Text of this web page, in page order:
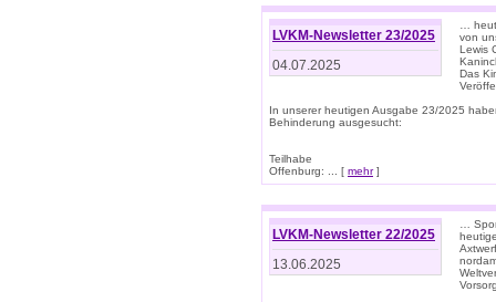
LVKM-Newsletter 23/2025
04.07.2025
…
von
Lewis
Das
In unserer heutigen Ausgabe 23/2025
Behinderung ausgesucht:
Teilhabe
Offenburg: ... [ mehr]
LVKM-Newsletter 22/2025
13.06.2025
…